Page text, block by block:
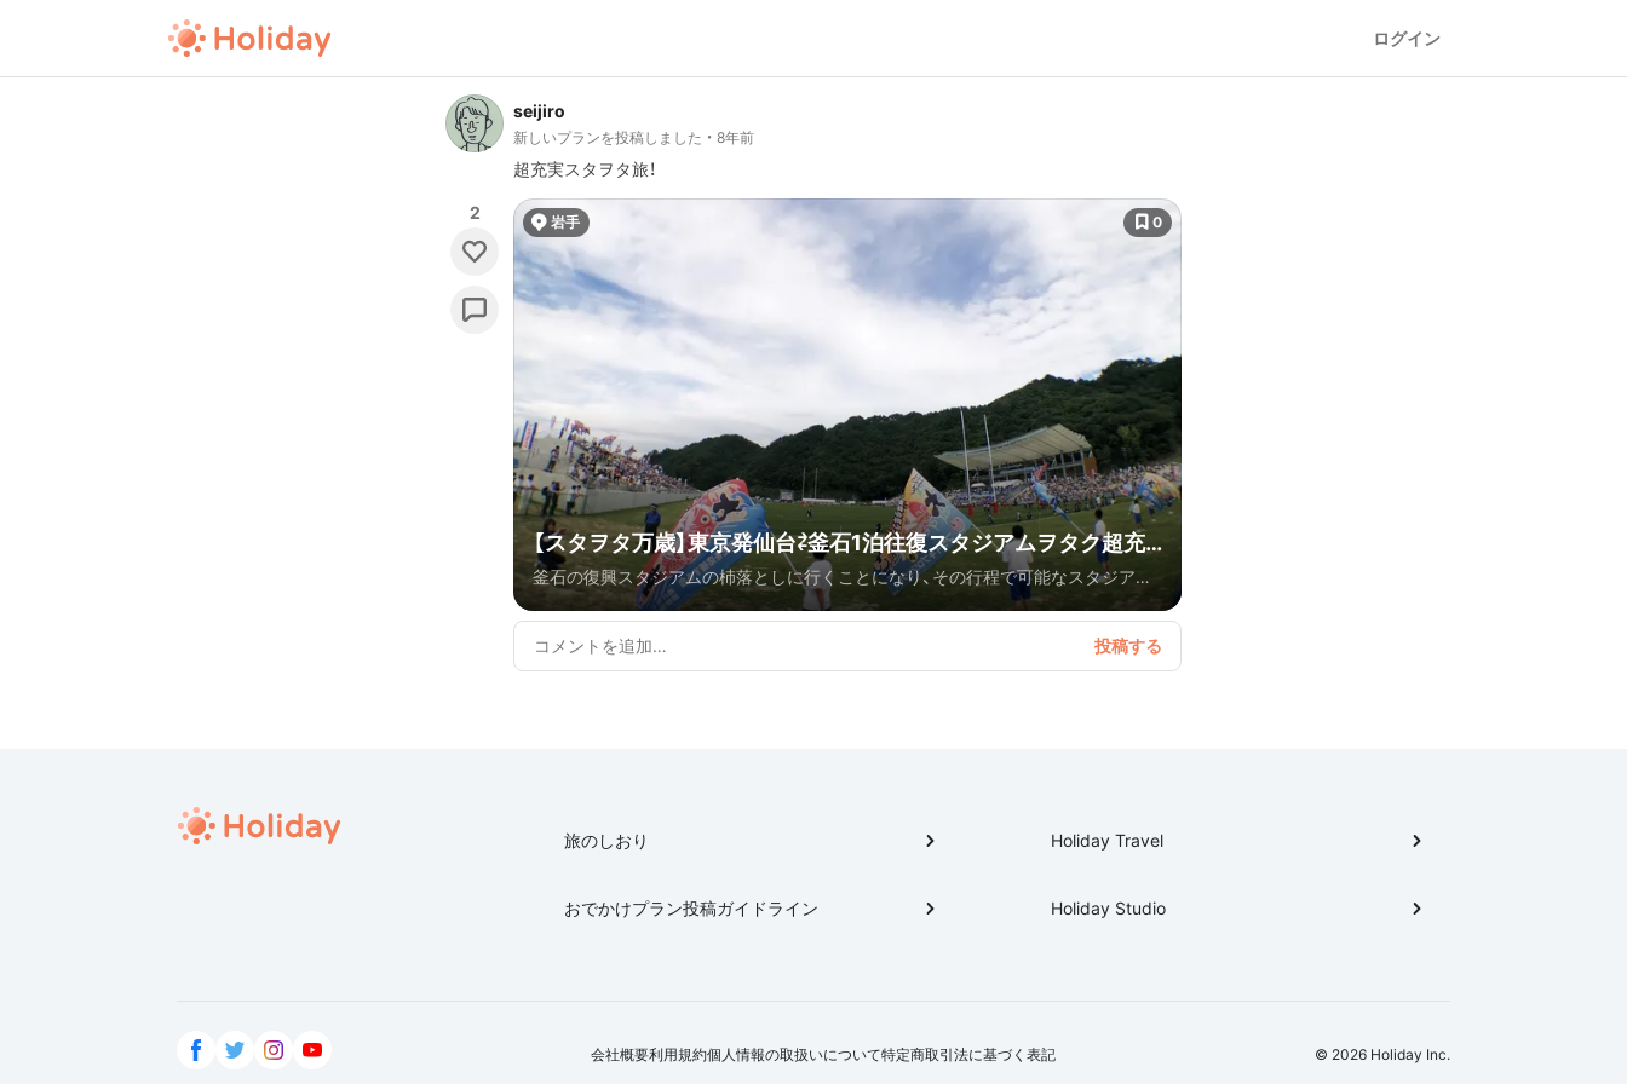
ログイン
seijiro
新しいプランを投稿しました 8年前
超充実スタヲタ旅！
2 岩手 0
【スタヲタ万歳】東京発仙台⇄釜石1泊往復スタジアムヲタク超充
実旅！釜石復興ラグビー場杮落し付き！
釜石の復興スタジアムの杮落としに行くことになり、その行程で可能なスタジアム
巡りをいくつかの名所を加えて回るってプランを考えて見ました。仙台⇄釜石往復
＋αで総距離600キロを超える範囲での非常に特徴的なとてもすごいスタジアム巡
旅のしおり
おでかけプラン投稿ガイドライン
Holiday Travel
Holiday Studio
会社概要利用規約個人情報の取扱いについて特定商取引法に基づく表記 © 2026 Holiday Inc.